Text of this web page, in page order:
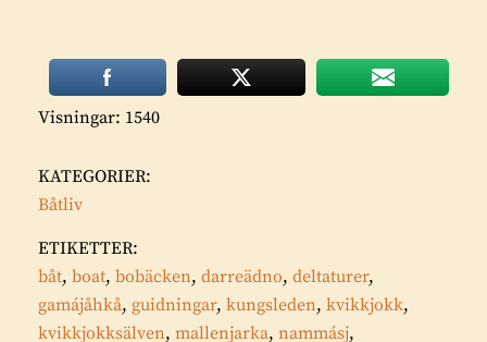
Visningar: 1540
KATEGORIER:
Båtliv
ETIKETTER:
båt, boat, bobäcken, darreädno, deltaturer,
gamájåhkå, guidningar, kungsleden, kvikkjokk,
kvikkjokksälven, mallenjarka, nammásj,